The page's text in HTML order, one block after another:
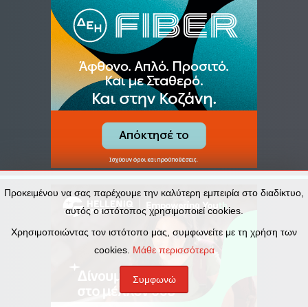
Προκειμένου να σας παρέχουμε την καλύτερη εμπειρία στο διαδίκτυο,
αυτός ο ιστότοπος χρησιμοποιεί cookies.
Χρησιμοποιώντας τον ιστότοπο μας, συμφωνείτε με τη χρήση των
cookies. Μάθε περισσότερα
Συμφωνώ